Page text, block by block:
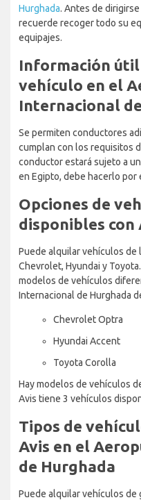
Hurghada. Antes de
recuerde recoger todo su
equipajes.
Información
vehículo en el
Internacional
Se permiten conductores
cumplan con los requisitos
conductor estará sujeto a
en Egipto, debe hacerlo por
Opciones de
disponibles con
Puede alquilar vehículos
Chevrolet, Hyundai y
modelos de vehículos
Internacional de Hurghada
Chevrolet Optra
Hyundai Accent
Toyota Corolla
Hay modelos de vehículos
Avis tiene 3 vehículos
Tipos de
Avis en el
de Hurghada
Puede alquilar vehículos de